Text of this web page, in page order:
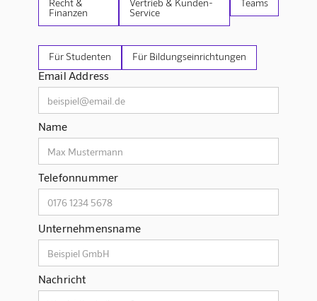
Finanzen
Service
Für Studenten Für Bildungseinrichtungen
Email Address
Name
Telefonnummer
Unternehmensname
Nachricht